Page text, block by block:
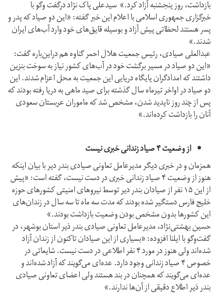
بازداشت، روز پنجشنبه آزاد کرد.» سیدعلی پاک نژاد درگفت وگو با
خبرگزاری جمهوری اسلامی با اعلام این خبر گفته: «این دو صیاد که پدر و
پسر هستند لحظاتی پیش آزاد و بوسیله قایق‌های خود وارد آب‌های ایران
شدند.»
عبدالعلی صیادی، رئیس جمعیت هلال احمر گناوه هم دراین‌باره گفت:
«این دو صیاد در مسیر برگشت خود در آب‌های کشور نیاز به سوخت بنزین
داشتند که امدادگران پایگاه دریایی این جمعیت به محل اعزام شدند. این
دو صیاد در اواخر تیرماه سال گذشته برای صید ماهی به دریا رفته بودند که
پس از چند روز ناپدید شدن، مشخص شد که ماموران عربستان سعودی
آنان را بازداشت کرده‌اند.»
از وضعیت ۴ صیاد زندانی خبری نیست
همزمان و در خبری دیگر مدیرعامل تعاونی صیادی بندر دیر با بیان اینکه
هنوز از وضعیت ۴ صیاد زندانی خبری در دست نیست، گفته است: «پیش
از این ۱۵ نفر از صیادان بندر دیر توسط نیروهای امنیتی کشورهای حوزه
خلیج فارس دستگیر شده بودند که مدت سه ماه تا سه سال در زندان‌های
این کشور‌ها بدون مشخص بودن وضعیت بازداشت بودند.»
حسین بهشتی‌نژاد، مدیرعامل تعاونی صیادی بندر دَیر استان بوشهر، در
گفت‌وگو با ایلنا افزوده: «بسیاری از این صیادان تاکنون از زندان آزاد
شده‌اند ولی هنوز در مورد ۴ نفر اطلاعی در دست نیست. شایعاتی در
خصوص ۴ صیاد زندانی وجود دارد. عده‌ای می‌گویند که آزاد شده‌اند و
عده‌ای می‌گویند که همچنان در بند هستند ولی اعضای تعاونی صیادی
بندر دَیر اطلاع دقیقی از آن‌ها ندارند.»